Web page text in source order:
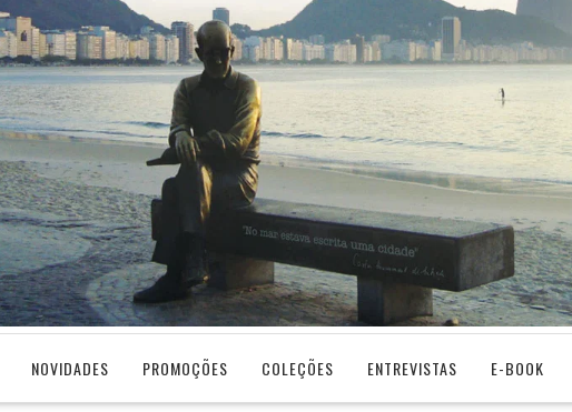
NOVIDADES PROMOÇÕES COLEÇÕES ENTREVISTAS E-BOOK